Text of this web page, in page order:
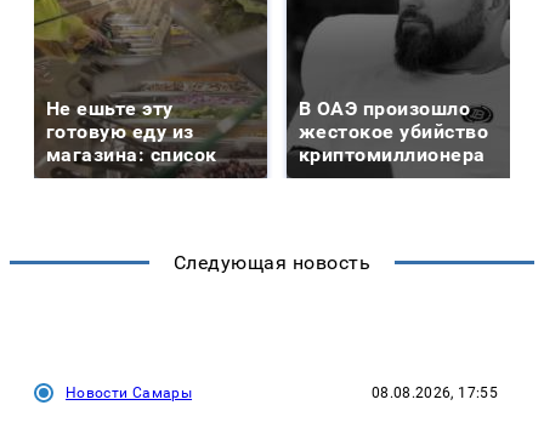
Не ешьте эту
готовую еду из
магазина: список
В ОАЭ произошло
жестокое убийство
криптомиллионера
Следующая новость
Новости Самары 08.08.2026, 17:55